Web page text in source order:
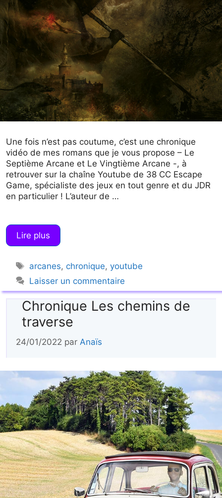
Une fois n’est pas coutume, c’est une chronique
vidéo de mes romans que je vous propose – Le
Septième Arcane et Le Vingtième Arcane -, à
retrouver sur la chaîne Youtube de 38 CC Escape
Game, spécialiste des jeux en tout genre et du JDR
en particulier ! L’auteur de …
Lire plus
Étiquettes
arcanes, chronique,youtube
Laisser un commentaire
Chronique Les chemins de
traverse
24/01/2022 par Anaïs